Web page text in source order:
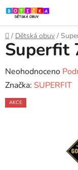
Přejít
na
obsah
Domů
/ Dětská obuv /
Superfit
Průměrné
hodnocení
produktu
Neohodnoceno
Značka: SUPERFIT
AKCE